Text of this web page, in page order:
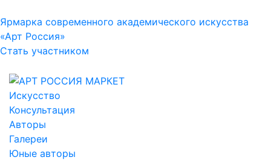
Ярмарка современного академического искусства
«Арт Россия»
Стать участником
Искусство
Консультация
Авторы
Галереи
Юные авторы